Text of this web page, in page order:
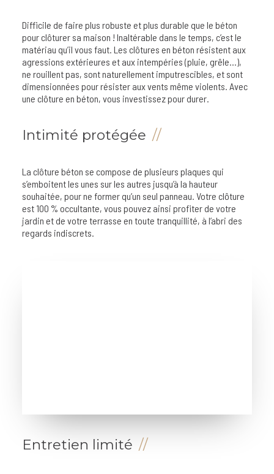
Difficile de faire plus robuste et plus durable que le béton
pour clôturer sa maison ! Inaltérable dans le temps, c’est le
matériau qu’il vous faut. Les clôtures en béton résistent aux
agressions extérieures et aux intempéries (pluie, grêle…),
ne rouillent pas, sont naturellement imputrescibles, et sont
dimensionnées pour résister aux vents même violents. Avec
une clôture en béton, vous investissez pour durer.
Intimité protégée
La clôture béton se compose de plusieurs plaques qui
s’emboitent les unes sur les autres jusqu’à la hauteur
souhaitée, pour ne former qu’un seul panneau. Votre clôture
est 100 % occultante, vous pouvez ainsi profiter de votre
jardin et de votre terrasse en toute tranquillité, à l’abri des
regards indiscrets.
Entretien limité